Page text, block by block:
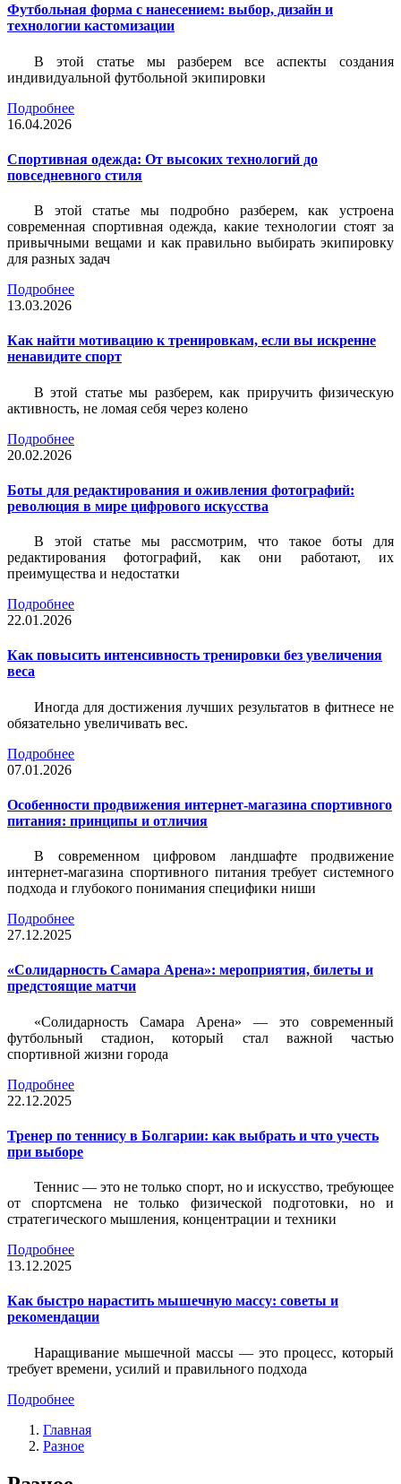
Футбольная форма с нанесением: выбор, дизайн и
технологии кастомизации
В этой статье мы разберем все аспекты создания
индивидуальной футбольной экипировки
Подробнее
16.04.2026
Спортивная одежда: От высоких технологий до
повседневного стиля
В этой статье мы подробно разберем, как устроена
современная спортивная одежда, какие технологии стоят за
привычными вещами и как правильно выбирать экипировку
для разных задач
Подробнее
13.03.2026
Как найти мотивацию к тренировкам, если вы искренне
ненавидите спорт
В этой статье мы разберем, как приручить физическую
активность, не ломая себя через колено
Подробнее
20.02.2026
Боты для редактирования и оживления фотографий:
революция в мире цифрового искусства
В этой статье мы рассмотрим, что такое боты для
редактирования фотографий, как они работают, их
преимущества и недостатки
Подробнее
22.01.2026
Как повысить интенсивность тренировки без увеличения
веса
Иногда для достижения лучших результатов в фитнесе не
обязательно увеличивать вес.
Подробнее
07.01.2026
Особенности продвижения интернет-магазина спортивного
питания: принципы и отличия
В современном цифровом ландшафте продвижение
интернет-магазина спортивного питания требует системного
подхода и глубокого понимания специфики ниши
Подробнее
27.12.2025
«Солидарность Самара Арена»: мероприятия, билеты и
предстоящие матчи
«Солидарность Самара Арена» — это современный
футбольный стадион, который стал важной частью
спортивной жизни города
Подробнее
22.12.2025
Тренер по теннису в Болгарии: как выбрать и что учесть
при выборе
Теннис — это не только спорт, но и искусство, требующее
от спортсмена не только физической подготовки, но и
стратегического мышления, концентрации и техники
Подробнее
13.12.2025
Как быстро нарастить мышечную массу: советы и
рекомендации
Наращивание мышечной массы — это процесс, который
требует времени, усилий и правильного подхода
Подробнее
Главная
Разное